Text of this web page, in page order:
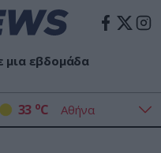
μια εβδομάδα
33 oC